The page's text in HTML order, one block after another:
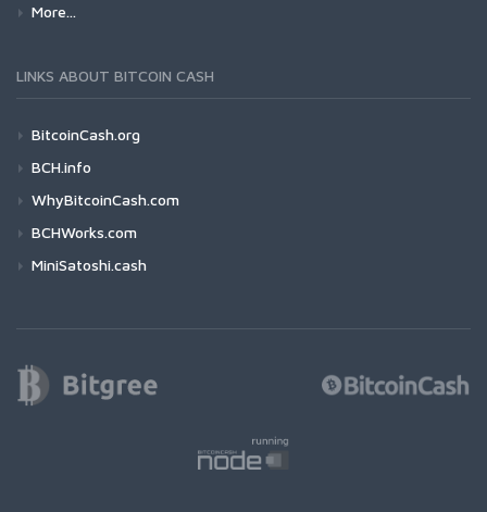
More...
LINKS ABOUT BITCOIN CASH
BitcoinCash.org
BCH.info
WhyBitcoinCash.com
BCHWorks.com
MiniSatoshi.cash